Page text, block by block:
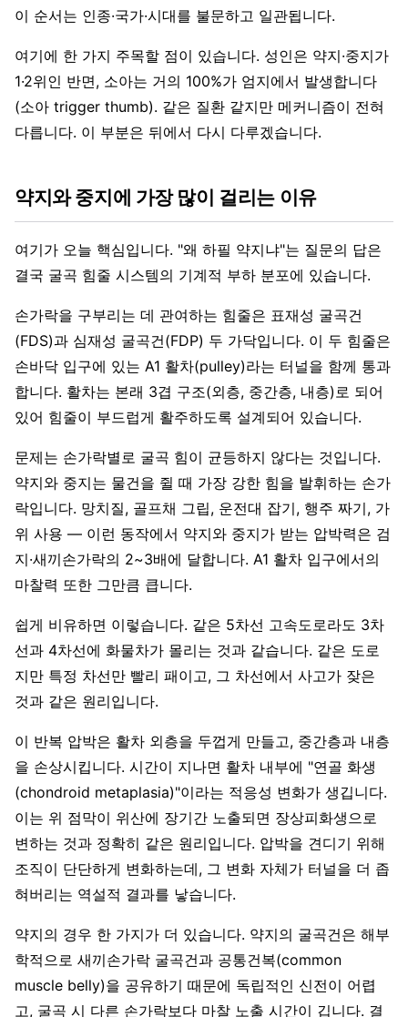
이 순서는 인종·국가·시대를 불문하고 일관됩니다.
여기에 한 가지 주목할 점이 있습니다. 성인은 약지·중지가
1·2위인 반면, 소아는 거의 100%가 엄지에서 발생합니다
(소아 trigger thumb). 같은 질환 같지만 메커니즘이 전혀
다릅니다. 이 부분은 뒤에서 다시 다루겠습니다.
약지와 중지에 가장 많이 걸리는 이유
여기가 오늘 핵심입니다. "왜 하필 약지냐"는 질문의 답은
결국 굴곡 힘줄 시스템의 기계적 부하 분포에 있습니다.
손가락을 구부리는 데 관여하는 힘줄은 표재성 굴곡건
(FDS)과 심재성 굴곡건(FDP) 두 가닥입니다. 이 두 힘줄은
손바닥 입구에 있는 A1 활차(pulley)라는 터널을 함께 통과
합니다. 활차는 본래 3겹 구조(외층, 중간층, 내층)로 되어
있어 힘줄이 부드럽게 활주하도록 설계되어 있습니다.
문제는 손가락별로 굴곡 힘이 균등하지 않다는 것입니다.
약지와 중지는 물건을 쥘 때 가장 강한 힘을 발휘하는 손가
락입니다. 망치질, 골프채 그립, 운전대 잡기, 행주 짜기, 가
위 사용 — 이런 동작에서 약지와 중지가 받는 압박력은 검
지·새끼손가락의 2~3배에 달합니다. A1 활차 입구에서의
마찰력 또한 그만큼 큽니다.
쉽게 비유하면 이렇습니다. 같은 5차선 고속도로라도 3차
선과 4차선에 화물차가 몰리는 것과 같습니다. 같은 도로
지만 특정 차선만 빨리 패이고, 그 차선에서 사고가 잦은
것과 같은 원리입니다.
이 반복 압박은 활차 외층을 두껍게 만들고, 중간층과 내층
을 손상시킵니다. 시간이 지나면 활차 내부에 "연골 화생
(chondroid metaplasia)"이라는 적응성 변화가 생깁니다.
이는 위 점막이 위산에 장기간 노출되면 장상피화생으로
변하는 것과 정확히 같은 원리입니다. 압박을 견디기 위해
조직이 단단하게 변화하는데, 그 변화 자체가 터널을 더 좁
혀버리는 역설적 결과를 낳습니다.
약지의 경우 한 가지가 더 있습니다. 약지의 굴곡건은 해부
학적으로 새끼손가락 굴곡건과 공통건복(common
muscle belly)을 공유하기 때문에 독립적인 신전이 어렵
고, 굴곡 시 다른 손가락보다 마찰 노출 시간이 깁니다. 결